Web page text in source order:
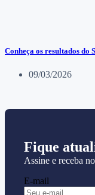
Conheça os resultados do
09/03/2026
Fique
Assine e receba
E-mail